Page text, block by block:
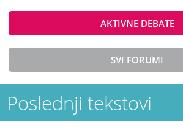
AKTIVNE DEBATE
SVI FORUMI
Poslednji tekstovi